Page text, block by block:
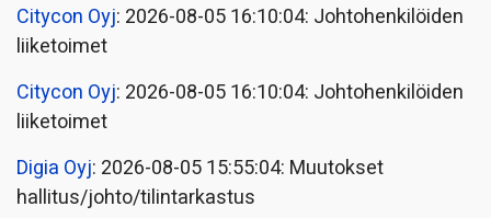
Citycon Oyj: 2026-08-05 16:10:04: Johtohenkilöiden
liiketoimet
Citycon Oyj: 2026-08-05 16:10:04: Johtohenkilöiden
liiketoimet
Digia Oyj: 2026-08-05 15:55:04: Muutokset
hallitus/johto/tilintarkastus